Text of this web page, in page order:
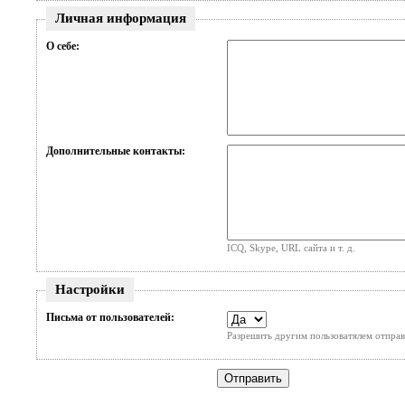
Личная информация
О себе:
Дополнительные контакты:
ICQ, Skype, URL сайта и т. д.
Настройки
Письма от пользователей:
Разрешить другим пользоватялем